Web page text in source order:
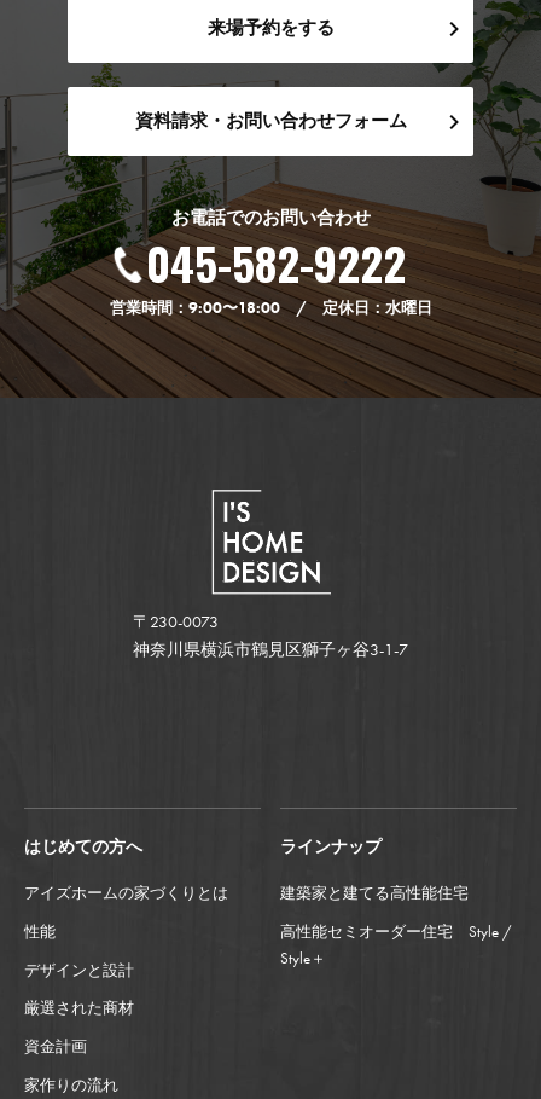
来場予約をする
資料請求・お問い合わせフォーム
お電話でのお問い合わせ
045-582-9222
営業時間：9:00〜18:00 / 定休日：水曜日
〒230-0073
神奈川県横浜市鶴見区獅子ヶ谷3-1-7
はじめての方へ
アイズホームの家づくりとは
性能
デザインと設計
厳選された商材
資金計画
家作りの流れ
ラインナップ
建築家と建てる高性能住宅
高性能セミオーダー住宅 Style /
Style＋